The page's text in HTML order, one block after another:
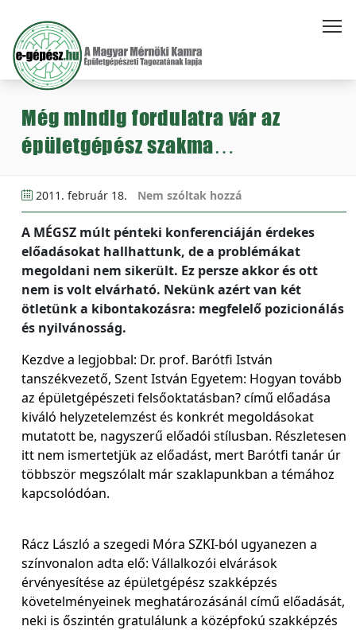
Még mindig fordulatra vár az
épületgépész szakma…
2011. február 18. Nem szóltak hozzá
A MÉGSZ múlt pénteki konferenciáján érdekes
előadásokat hallhattunk, de a problémákat
megoldani nem sikerült. Ez persze akkor és ott
nem is volt elvárható. Nekünk azért van két
ötletünk a kibontakozásra: megfelelő pozicionálás
és nyilvánosság.
Kezdve a legjobbal: Dr. prof. Barótfi István
tanszékvezető, Szent István Egyetem: Hogyan tovább
az épületgépészeti felsőoktatásban? című előadása
kiváló helyzetelemzést és konkrét megoldásokat
mutatott be, nagyszerű előadói stílusban. Részletesen
itt nem ismertetjük az előadást, mert Barótfi tanár úr
többször megszólalt már szaklapunkban a témához
kapcsolódóan.
Rácz László a szegedi Móra SZKI-ból ugyanezen a
színvonalon adta elő: Vállalkozói elvárások
érvényesítése az épületgépész szakképzés
követelményeinek meghatározásánál című előadását,
neki is őszintén gratulálunk a középfokú szakképzés